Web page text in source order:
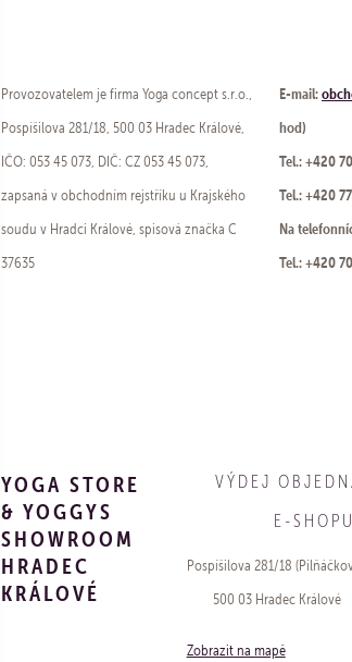
Provozovatelem je firma Yoga concept s.r.o.,
Pospíšilova 281/18, 500 03 Hradec Králové,
IČO: 053 45 073, DIČ: CZ 053 45 073,
zapsaná v obchodním rejstříku u Krajského
soudu v Hradci Králové, spisová značka C
37635 ​
E-mail:
hod)
Tel.: +420
Tel.: +420
Na
Tel.: +420
YOGA STORE
& YOGGYS
SHOWROOM
HRADEC
KRÁLOVÉ
VÝDEJ
E-SHOPU
Pospíšilova 281/18
500 03 Hradec Králové
Zobrazit na mapě